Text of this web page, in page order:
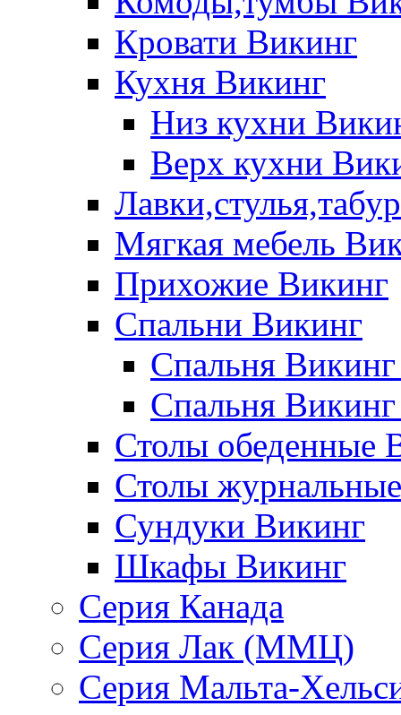
Кровати Викинг
Кухня Викинг
Низ кухни
Верх кухни
Мягкая мебель
Прихожие Викинг
Спальни Викинг
Спальня
Спальня
Столы обеденные
Столы
Сундуки Викинг
Шкафы Викинг
Серия Канада
Серия Лак (ММЦ)
Серия Мальта-